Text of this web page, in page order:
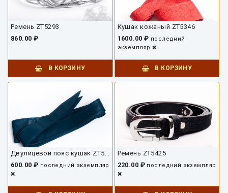
Ремень ZT5293
860.00 ₽
В КОРЗИНУ
Кушак кожаный ZT5346
1600.00 ₽ последний
экземпляр
В КОРЗИНУ
600.00 ₽ последний экземпляр
Ремень ZT5425
220.00 ₽ последний экземпляр